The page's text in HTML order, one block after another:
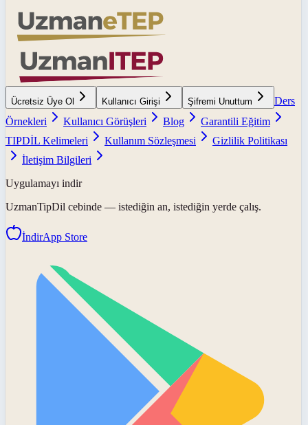
Ücretsiz Üye Ol Kullanıcı Girişi Şifremi Unuttum
Ders
Örnekleri
Kullanıcı Görüşleri Blog
Garantili Eğitim
TIPDİL Kelimeleri
Kullanım Sözleşmesi
Gizlilik Politikası
İletişim Bilgileri
Uygulamayı indir
UzmanTipDil cebinde — istediğin an, istediğin yerde çalış.
İndirApp Store